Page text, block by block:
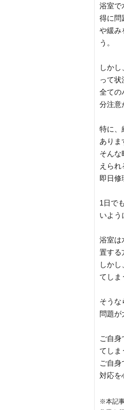
浴室で
得に問
や緩み
う。
しか
って状
全ての
分注意
特に、
ありま
そんな
えら
即日修
1日で
いよう
浴室は
置する
しか
てしま
そうな
問題が
ご自
てしま
ご自
対応を
※本記